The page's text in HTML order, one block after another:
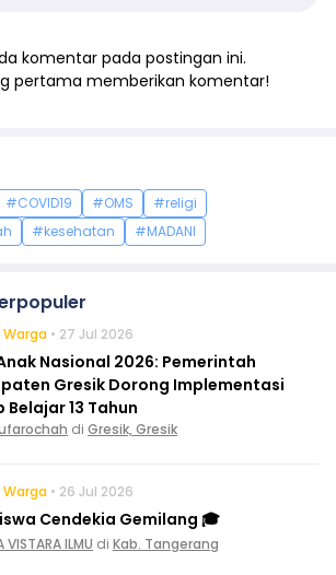
komentar pada postingan ini.
pertama memberikan komentar!
#COVID19 #OMS
#religi
#kesehatan #MADANI
• 27 Jul 2026
Nasional 2026: Pemerintah
Gresik Dorong Implementasi
Belajar 13 Tahun
di Gresik, Gresik
• 26 Jul 2026
Cendekia Gemilang 🎓
VISTARA ILMU di Kab. Tangerang